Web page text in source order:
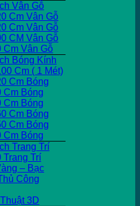
Vân Gỗ
Cm Vân Gỗ
Cm Vân Gỗ
CM Vân Gỗ
Cm Vân Gỗ
Bóng Kính
Cm ( 1 Mét)
Cm Bóng
Cm Bóng
Cm Bóng
Cm Bóng
Cm Bóng
Cm Bóng
Trang Trí
Trang Trí
– Bạc
Công
3D